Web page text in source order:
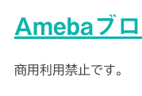
Amebaブ
商用利用禁止です。